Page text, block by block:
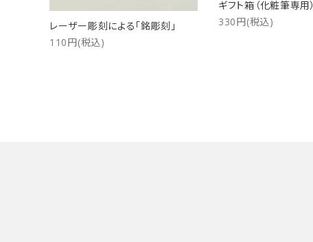
特定商取引法について
レーザー彫刻による「銘彫刻」
110円(税込)
ギフト箱（化粧筆専用）
330円(税込)